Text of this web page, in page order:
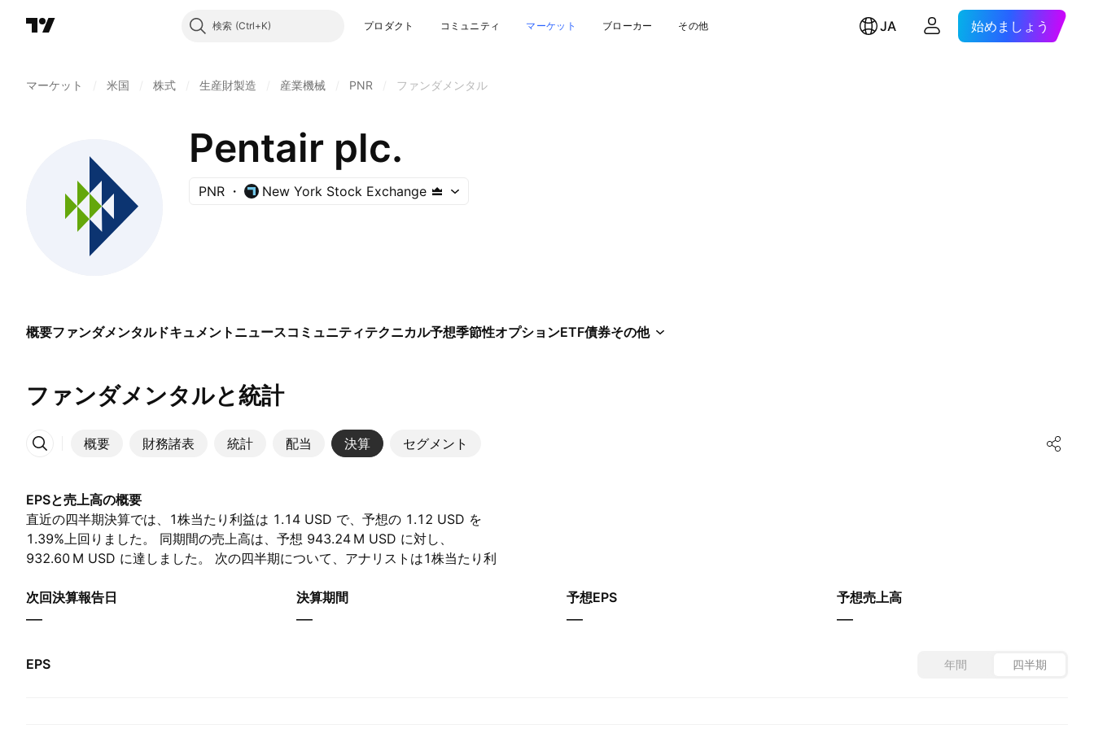
検索 プロダクト コミュニティ マーケット ブローカー その他 JA 始めましょう
マーケット 米国 株式 生産財製造 産業機械 PNR ファンダメンタル
Pentair plc.
PNR New York Stock Exchange
概要ファンダメンタルドキュメント ニュースコミュニティテクニカル予想季節性オプションETF債券その他
ファンダメンタルと統計
概要 財務諸表 統計 配当 決算 セグメント
その他
EPSと売上高の概要
直近の四半期決算では、1株当たり利益は 1.14 USD で、予想の 1.12 USD を
1.39%上回りました。 同期間の売上高は、予想 ‪943.24 M‬ USD に対し、‪
932.60 M‬ USD に達しました。 次の四半期について、アナリストは1株当たり利
次回決算報告日
—
決算期間
—
予想EPS
—
予想売上高
—
EPS 年間 四半期